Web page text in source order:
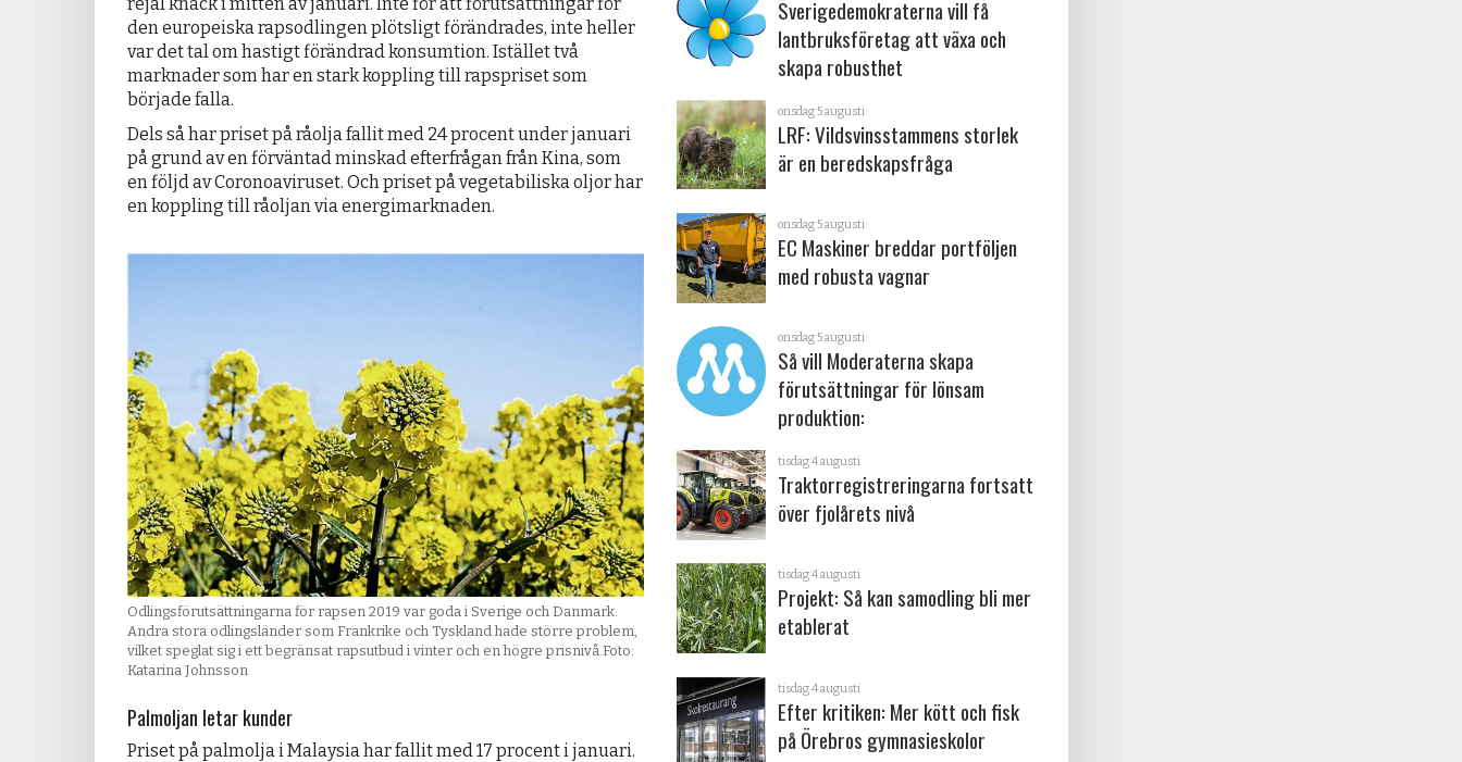
den europeiska rapsodlingen plötsligt förändrades, inte heller
var det tal om hastigt förändrad konsumtion. Istället två
marknader som har en stark koppling till rapspriset som
började falla.
Dels så har priset på råolja fallit med 24 procent under januari
på grund av en förväntad minskad efterfrågan från Kina, som
en följd av Coronoaviruset. Och priset på vegetabiliska oljor har
en koppling till råoljan via energimarknaden.
Odlingsförutsättningarna för rapsen 2019 var goda i Sverige och Danmark.
Andra stora odlingsländer som Frankrike och Tyskland hade större problem,
vilket speglat sig i ett begränsat rapsutbud i vinter och en högre prisnivå.Foto:
Katarina Johnsson
Palmoljan letar kunder
Priset på palmolja i Malaysia har fallit med 17 procent i januari.
Sverigedemokraterna vill få
lantbruksföretag att växa och
skapa robusthet
onsdag 5 augusti
LRF: Vildsvinsstammens storlek
är en beredskapsfråga
onsdag 5 augusti
EC Maskiner breddar portföljen
med robusta vagnar
onsdag 5 augusti
Så vill Moderaterna skapa
förutsättningar för lönsam
produktion:
tisdag 4 augusti
Traktorregistreringarna fortsatt
över fjolårets nivå
tisdag 4 augusti
Projekt: Så kan samodling bli mer
etablerat
tisdag 4 augusti
Efter kritiken: Mer kött och fisk
på Örebros gymnasieskolor